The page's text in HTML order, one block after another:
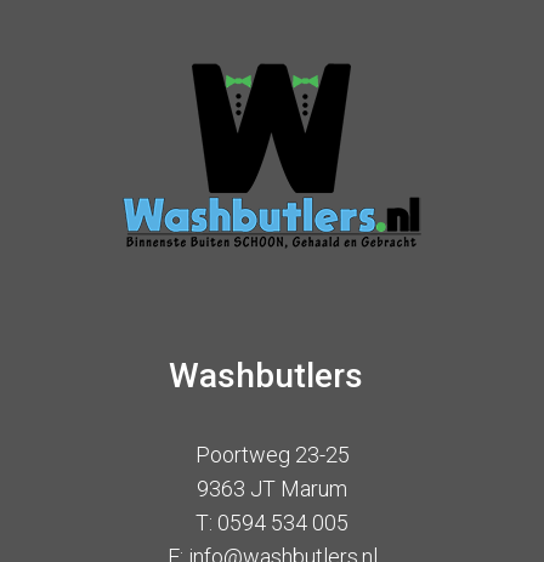
Washbutlers
Poortweg 23-25
9363 JT Marum
T: 0594 534 005
E: info@washbutlers.nl